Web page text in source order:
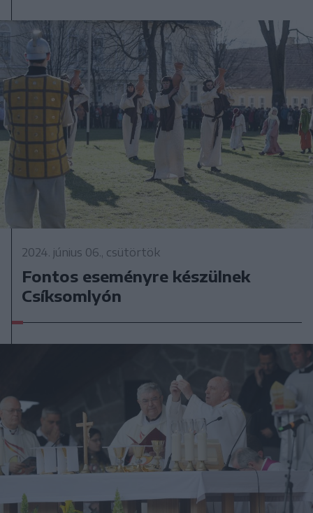
2024. június 06., csütörtök
Fontos eseményre készülnek
Csíksomlyón